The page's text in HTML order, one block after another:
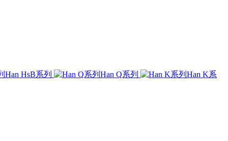
Han HsB系列 Han Q系列
Han K系